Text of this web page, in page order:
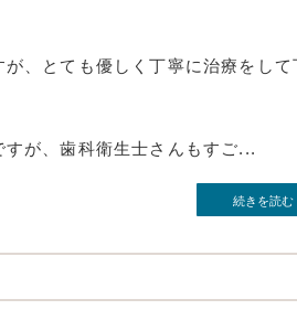
、とても優しく丁寧に治療をして
が、歯科衛生士さんもすご...
続きを読む